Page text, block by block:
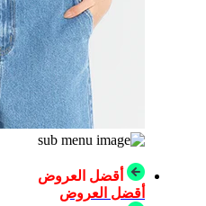
أقضل العروض
أقضل العروض